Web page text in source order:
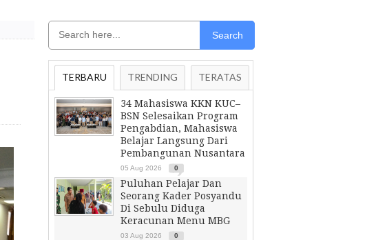
Search
TERBARU TRENDING TERATAS
34 Mahasiswa KKN KUC–
BSN Selesaikan Program
Pengabdian, Mahasiswa
Belajar Langsung Dari
Pembangunan Nusantara
05 Aug 2026 0
Puluhan Pelajar Dan
Seorang Kader Posyandu
Di Sebulu Diduga
Keracunan Menu MBG
03 Aug 2026 0